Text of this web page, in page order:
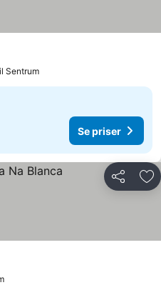
Sentrum
Se priser
Del